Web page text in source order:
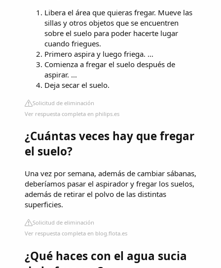
Libera el área que quieras fregar. Mueve las
sillas y otros objetos que se encuentren
sobre el suelo para poder hacerte lugar
cuando friegues.
Primero aspira y luego friega. ...
Comienza a fregar el suelo después de
aspirar. ...
Deja secar el suelo.
Solicitud de eliminación
Ver respuesta completa en philips.es
¿Cuántas veces hay que fregar
el suelo?
Una vez por semana, además de cambiar sábanas,
deberíamos pasar el aspirador y fregar los suelos,
además de retirar el polvo de las distintas
superficies.
Solicitud de eliminación
Ver respuesta completa en blog.flota.es
¿Qué haces con el agua sucia